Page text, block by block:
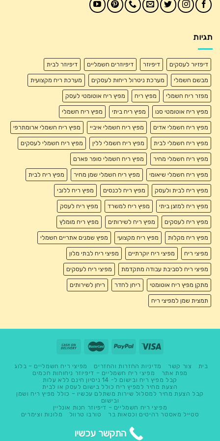
תגיות
דיפזיור לעסקים דיפיוזר דיפיוזרים חשמליים דיפיוזר לבית
מבשם חשמלי מערכת ניטרול ריחות לעסקים מערכת ריח מקצועית
מפזר ריח חשמלי מפיץ ריח מפיץ ריח אוטומטי לעסק
מפיץ ריח אוטומטי סנו מפיץ ריח ביתי מפיץ ריח חשמלי
מפיץ ריח חשמלי אדים מפיץ ריח חשמלי איביי מפיץ ריח חשמלי ארומתרפי
מפיץ ריח חשמלי לבית מפיץ ריח חשמלי ללין מפיץ ריח חשמלי לעסקים
מפיץ ריח חשמלי מחיר מפיץ ריח חשמלי סופר פארם
מפיץ ריח חשמלי שיאומי מפיץ ריח חשמלי שמן מחיר מפיץ ריח לבית
מפיץ ריח לבית ולעסק מפיץ ריח לכנסים מפיץ ריח ללובי
מפיץ ריח למזגן ביתי מפיץ ריח למשרד מפיץ ריח לעסק
מפיץ ריח לעסקים מפיץ ריח לשירותים מפיץ ריח מומלץ
מפיץ ריח מקלות מפיץ ריח מקצועי מפיץ שמנים אתריים חשמלי
מפיצי ריח מפיצי ריח יוקרתיים מפיצי ריח לבתי מלון
מפיצי ריח לסביבת עבודה מתקדמת מפיצי ריח לעסקים
מתקן מפיץ ריח אוטומטי ריחן לחדר ריחן לשירותים
תמצית שמן למפיצי ריח
בית צור קשר מדיניות החזרות והחזרים
מפיצי ריח חשמליים – בלוג
מפת אתר
מפיצי ריח חשמליים – דיפיוזר ניחוחות חכמים
קבל מפיץ ריח ובישום ל- 14 ניסיון חינם ללא עלות
הצעת מחיר למפיץ ריח כולל בישום לעסק או לבית
קבל הצעת מחיר למסלול שירות משתלם עכשיו – כולל מפיץ ריח ושמן
ובישום
מפיצי ריח חשמליים – דיפיוזר חנות אונליין
סטייל מאסטר רהיטים וכסאות בר
טורבו טרוול
מלונות וצימרים
Copyright 2026 © טורבו טרוול בע"מ
התקשר עכשיו